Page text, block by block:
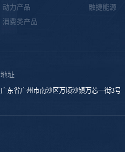
动力产品
消费类产品
融捷能源
地址
广东省广州市南沙区万顷沙镇万芯一街3号